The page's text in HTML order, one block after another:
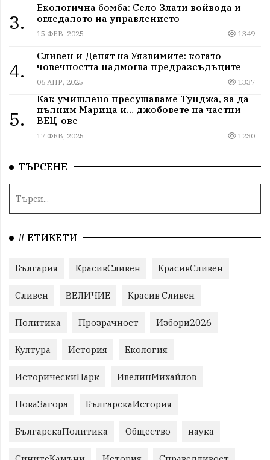
3.
Екологична бомба: Село Злати войвода и
огледалото на управлението
15 ФЕВ, 2025 1349
4.
Сливен и Денят на Уязвимите: когато
човечността надмогва предразсъдъците
06 АПР, 2025 1337
5.
Как умишлено пресушаваме Тунджа, за да
пълним Марица и… джобовете на частни
ВЕЦ-ове
17 ФЕВ, 2025 1230
ТЪРСЕНЕ
# ЕТИКЕТИ
България КрасивСливен КрасивСливен
Сливен ВЕЛИЧИЕ Красив Сливен
Политика Прозрачност Избори2026
Култура История Екология
ИсторическиПарк ИвелинМихайлов
НоваЗагора БългарскаИстория
БългарскаПолитика Общество наука